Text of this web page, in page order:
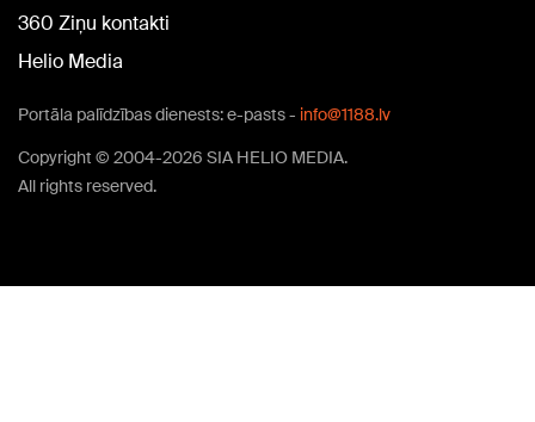
360 Ziņu kontakti
Helio Media
Portāla palīdzības dienests: e-pasts - info@1188.lv
Copyright © 2004-2026 SIA HELIO MEDIA.
All rights reserved.